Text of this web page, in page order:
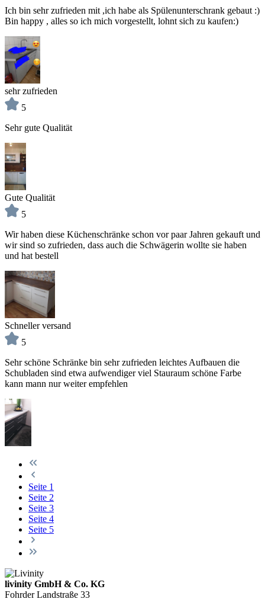
Ich bin sehr zufrieden mit ,ich habe als Spülenunterschrank gebaut :)
Bin happy , alles so ich mich vorgestellt, lohnt sich zu kaufen:)
sehr zufrieden
5
Sehr gute Qualität
Gute Qualität
5
Wir haben diese Küchenschränke schon vor paar Jahren gekauft und
wir sind so zufrieden, dass auch die Schwägerin wollte sie haben
und hat bestell
Schneller versand
5
Sehr schöne Schränke bin sehr zufrieden leichtes Aufbauen die
Schubladen sind etwa aufwendiger viel Stauraum schöne Farbe
kann mann nur weiter empfehlen
Seite 1
Seite 2
Seite 3
Seite 4
Seite 5
livinity GmbH & Co. KG
Fohrder Landstraße 33